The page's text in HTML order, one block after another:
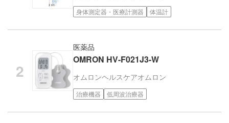
身体測定器・医療計測器 体温計
医薬品
OMRON HV-F021J3-W
オムロンヘルスケアオムロン
治療機器 低周波治療器